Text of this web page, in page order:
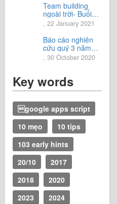
Team building
ngoài trời- Buổi
trải nghiệm tuyệt
vời.
, 22 January 2021
Báo cáo nghiên
cứu quý 3 năm
2020
, 30 October 2020
Key words
google apps script
10 mẹo
10 tips
103 early hints
20/10
2017
2018
2020
2023
2024